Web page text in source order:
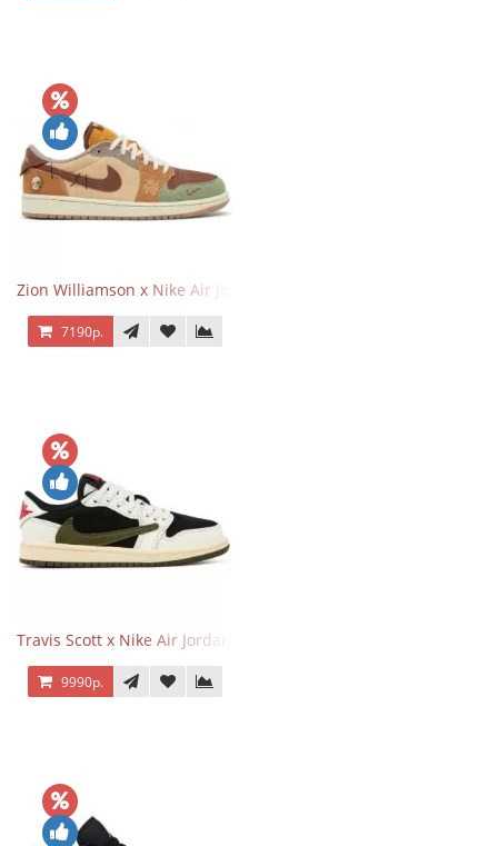
Zion Williamson x Nike Air Jordan 1 Retro Low OG Voodoo
7190р.
Travis Scott x Nike Air Jordan 1 Retro Low OG SP Olive
9990р.